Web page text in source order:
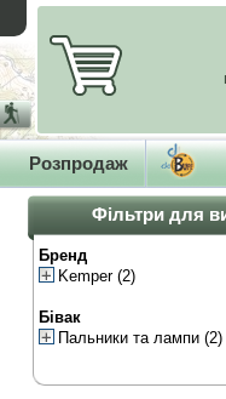
Розпродаж
Фільтри для
Бренд
Kemper(2)
Бівак
Пальники та лампи(2)